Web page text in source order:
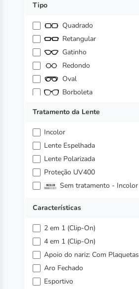
Cinza
Cinza e Rosa
Cinza e Verde
Colorido
Creme
Creme e Preto
Dourado e Marrom
Dourado e Preto
Dourado e Verde
Floral
Tipo
Quadrado
Retangular
Gatinho
Redondo
Oval
Borboleta
Óculos Clip-On
Tratamento da Lente
Incolor
Lente Espelhada
Lente Polarizada
Proteção UV400
Sem tratamento - Incolor
Características
2 em 1 (Clip-On)
4 em 1 (Clip-On)
Apoio do nariz: Com Plaquetas
Aro Fechado
Esportivo